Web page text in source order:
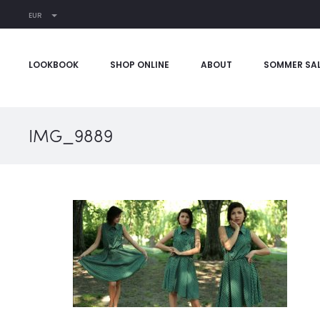
EUR
LOOKBOOK SHOP ONLINE ABOUT SOMMER
IMG_9889